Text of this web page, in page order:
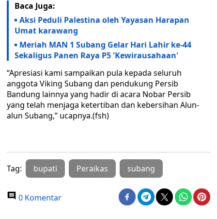
Baca Juga:
Aksi Peduli Palestina oleh Yayasan Harapan
Umat karawang
Meriah MAN 1 Subang Gelar Hari Lahir ke-44
Sekaligus Panen Raya P5 'Kewirausahaan'
“Apresiasi kami sampaikan pula kepada seluruh
anggota Viking Subang dan pendukung Persib
Bandung lainnya yang hadir di acara Nobar Persib
yang telah menjaga ketertiban dan kebersihan Alun-
alun Subang,” ucapnya.(fsh)
Tag: bupati Peraikas subang
0 Komentar